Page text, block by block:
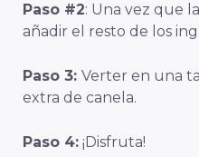
Paso #2: Una vez que
añadir el resto de los
Paso 3: Verter en una
extra de canela.
Paso 4: ¡Disfruta!